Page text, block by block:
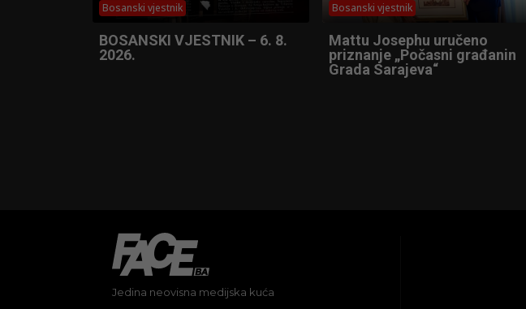
Bosanski vjestnik
BOSANSKI VJESTNIK – 6. 8.
2026.
Bosanski vjestnik
Mattu Josephu uručeno
priznanje „Počasni građanin
Grada Sarajeva“
Jedina neovisna medijska kuća